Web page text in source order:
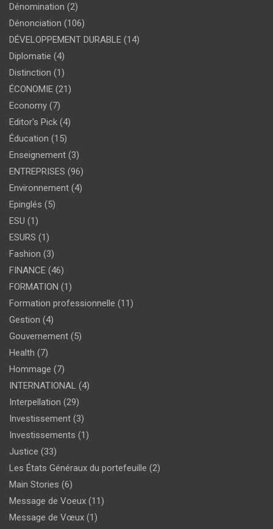
Dénomination (2)
Dénonciation (106)
DÉVELOPPEMENT DURABLE (14)
Diplomatie (4)
Distinction (1)
ÉCONOMIE (21)
Economy (7)
Editor's Pick (4)
Éducation (15)
Enseignement (3)
ENTREPRISES (96)
Environnement (4)
Epinglés (5)
ESU (1)
ESURS (1)
Fashion (3)
FINANCE (46)
FORMATION (1)
Formation professionnelle (11)
Gestion (4)
Gouvernement (5)
Health (7)
Hommage (7)
INTERNATIONAL (4)
Interpellation (29)
Investissement (3)
Investissements (1)
Justice (33)
Les États Généraux du portefeuille (2)
Main Stories (6)
Message de Voeux (11)
Message de Vœux (1)